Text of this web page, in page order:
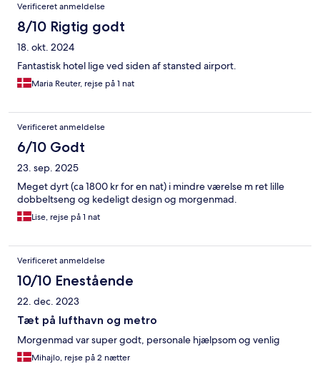
Verificeret anmeldelse
8/10 Rigtig godt
18. okt. 2024
Fantastisk hotel lige ved siden af stansted airport.
Maria Reuter, rejse på 1 nat
Verificeret anmeldelse
6/10 Godt
23. sep. 2025
Meget dyrt (ca 1800 kr for en nat) i mindre værelse m ret lille
dobbeltseng og kedeligt design og morgenmad.
Lise, rejse på 1 nat
Verificeret anmeldelse
10/10 Enestående
22. dec. 2023
Tæt på lufthavn og metro
Morgenmad var super godt, personale hjælpsom og venlig
Mihajlo, rejse på 2 nætter